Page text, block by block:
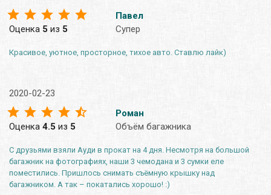
Оценка 5 из 5
Павел
Супер
Красивое, уютное, просторное, тихое авто. Ставлю лайк)
2020-02-23
Оценка 4.5 из 5
Роман
Объём багажника
С друзьями взяли Ауди в прокат на 4 дня. Несмотря на большой
багажник на фотографиях, наши 3 чемодана и 3 сумки еле
поместились. Пришлось снимать съёмную крышку над
багажником. А так – покатались хорошо! :)